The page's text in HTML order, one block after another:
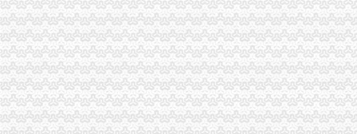
【呼吁相关部门早日解决海棠溪这一段的交通问题_重庆市公开信箱
【海棠溪办公耗材】-今题海棠溪办公耗材网
【重庆海棠溪企业讲师招聘网_企业讲师招聘信息】-重庆智联招聘
中国建设银行股份有限公司重庆南坪支行海棠溪分理处
重庆市国土资源和房屋管理局
关于中国建设银行股份有限公司重庆南坪支行海棠溪分理处等3家机构
【重庆海棠溪审计代理|代办审计】-重庆赶集网
海棠溪街道_百度百科